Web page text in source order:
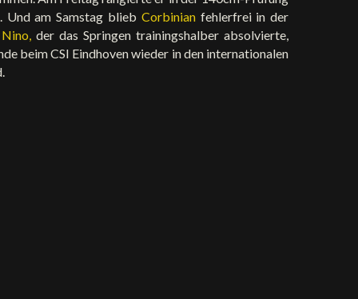
am Samstag blieb Corbinian fehlerfrei in der
Nino, der das Springen trainingshalber absolvierte,
beim CSI Eindhoven wieder in den internationalen